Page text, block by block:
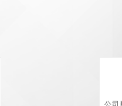
公司